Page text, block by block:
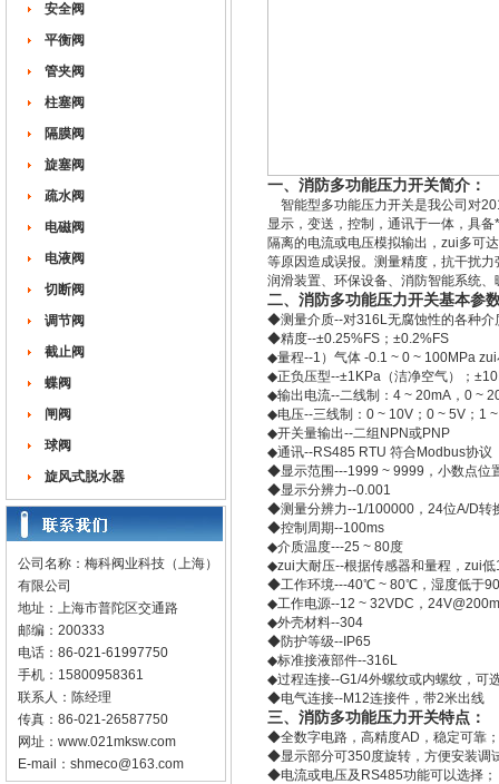
安全阀
平衡阀
管夹阀
柱塞阀
隔膜阀
旋塞阀
疏水阀
电磁阀
电液阀
切断阀
调节阀
截止阀
蝶阀
闸阀
球阀
旋风式脱水器
公司名称：梅科阀业科技（上海）
有限公司
地址：上海市普陀区交通路
邮编：200333
电话：86-021-61997750
手机：15800958361
联系人：陈经理
传真：86-021-26587750
网址： www.021mksw.com
E-mail： shmeco@163.com
一、消防多功能压力开关简介：
智能型多功能压力开关是我公司对
显示，变送，控制，通讯于一体，具
隔离的电流或电压模拟输出，zui多可
等原因造成误报。测量精度，抗干扰
润滑装置、环保设备、消防智能系统
二、消防多功能压力开关基本参
◆测量介质--对316L无腐蚀性的各种介
◆精度--±0.25%FS；±0.2%FS
◆量程--1）气体 -0.1 ~ 0 ~ 100MPa
◆正负压型--±1KPa（洁净空气）；
◆输出电流--二线制：4 ~ 20mA，0 ~
◆电压--三线制：0 ~ 10V；0 ~ 5V；1
◆开关量输出--二组NPN或PNP
◆通讯--RS485 RTU 符合Modbus协议
◆显示范围---1999 ~ 9999，小数点位
◆显示分辨力--0.001
◆测量分辨力--1/100000，24位A/D转
◆控制周期--100ms
◆介质温度---25 ~ 80度
◆zui大耐压--根据传感器和量程，zui
◆工作环境---40℃ ~ 80℃，湿度低于
◆工作电源--12 ~ 32VDC，
◆外壳材料--304
◆防护等级--IP65
◆标准接液部件--316L
◆过程连接--G1/4外螺纹或内螺纹，可
◆电气连接--M12连接件，带2米出线
三、消防多功能压力开关特点：
◆全数字电路，高精度AD，稳定可靠；
◆显示部分可350度旋转，方便安装调
◆电流或电压及RS485功能可以选择；